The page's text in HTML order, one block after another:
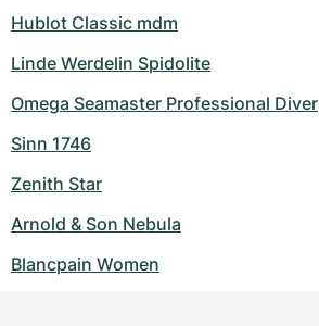
Hublot Classic mdm
Linde Werdelin Spidolite
Omega Seamaster Professional Diver
Sinn 1746
Zenith Star
Arnold & Son Nebula
Blancpain Women